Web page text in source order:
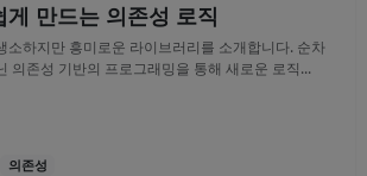
만드는 의존성 로직
소하지만 흥미로운 라이브러리를 소개합니다. 순차
의존성 기반의 프로그래밍을 통해 새로운 로직...
의존성